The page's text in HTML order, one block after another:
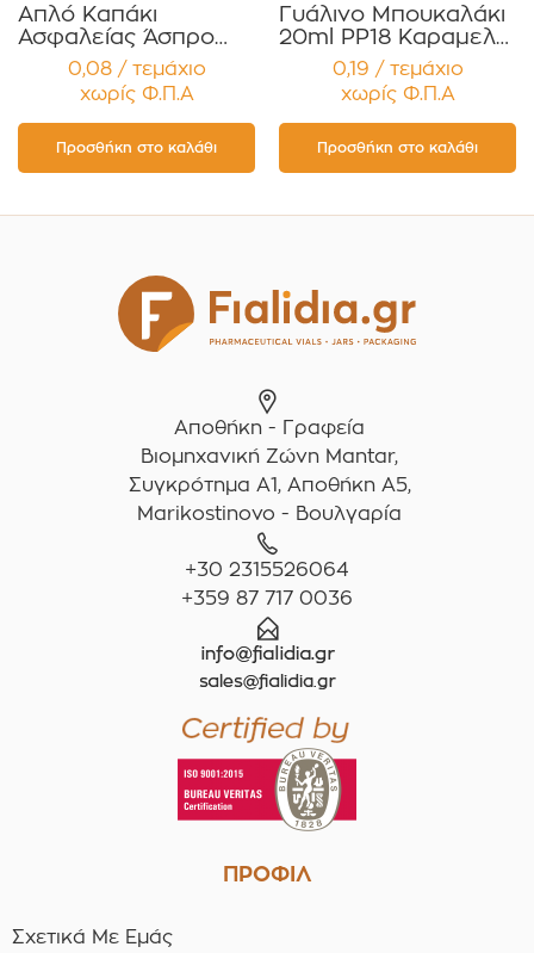
Απλό Καπάκι
Ασφαλείας Άσπρο
PP18 – Τύπου One-
Part Συσκευασία 12
τεμαχίων
0,08 / τεμάχιο
χωρίς Φ.Π.Α
Προσθήκη στο καλάθι
Γυάλινο Μπουκαλάκι
20ml PP18 Καραμελέ
για Αιθέρια Έλαια ,
Βάμματα , Αρώματα
Συσκευασία 12
τεμαχίων
0,19 / τεμάχιο
χωρίς Φ.Π.Α
Προσθήκη στο καλάθι
Αποθήκη - Γραφεία
Βιομηχανική Ζώνη Mantar,
Συγκρότημα A1, Αποθήκη Α5,
Marikostinovo - Βουλγαρία
+30 2315526064
+359 87 717 0036
ΠΡΟΦΙΛ
Σχετικά Με Εμάς